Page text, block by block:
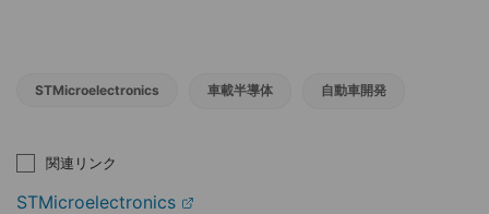
STMicroelectronics 車載半導体 自動車開発
関連リンク
STMicroelectronics